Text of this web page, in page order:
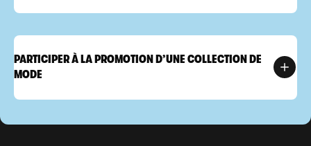
PARTICIPER À LA PROMOTION D’UNE COLLECTION DE
MODE